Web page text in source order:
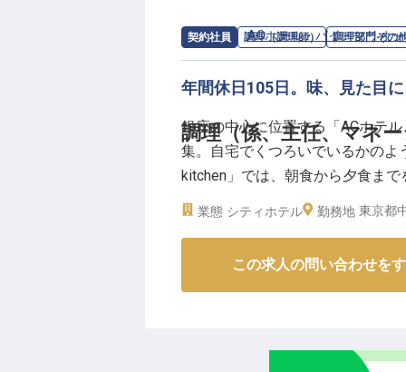
契約社員 調理（調理師） 調理部門その
調理（係、主任、マネ
求人情報：ACホテル・バイ・マリオ
年間休日105日。味、見た目
銀座の中心に位置する「ACホテ
集。自宅でくつろいでいるかのよ
kitchen」では、朝食から夕食ま
を持った料理を作り上げる厨房
業態 シティホテル 勤務地 東京都
この求人の問い合わせを